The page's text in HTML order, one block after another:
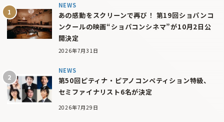
NEWS
あの感動をスクリーンで再び！ 第19回ショパンコ
ンクールの映画“ショパコンシネマ”が10月2日公
開決定
2026年7月31日
NEWS
第50回ピティナ・ピアノコンペティション特級、
セミファイナリスト6名が決定
2026年7月29日